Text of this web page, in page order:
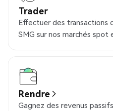
Trader
Effectuer des transactions
SMG sur nos marchés
Rendre
Gagnez des revenus